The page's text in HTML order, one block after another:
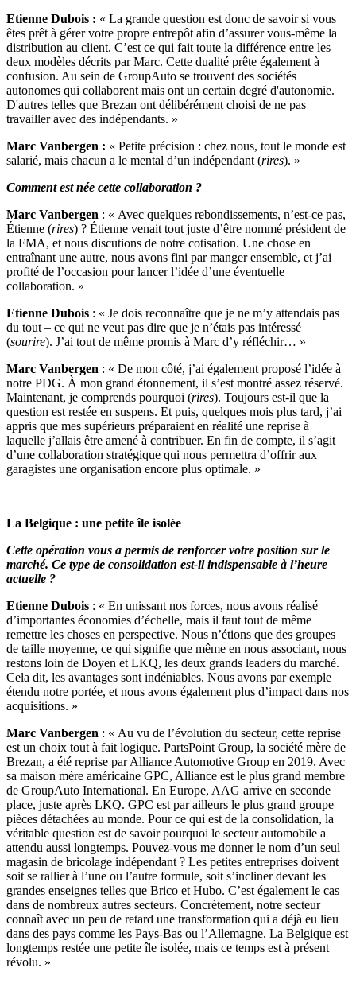
Etienne Dubois : « La grande question est donc de savoir si vous
êtes prêt à gérer votre propre entrepôt afin d’assurer vous-même la
distribution au client. C’est ce qui fait toute la différence entre les
deux modèles décrits par Marc. Cette dualité prête également à
confusion. Au sein de GroupAuto se trouvent des sociétés
autonomes qui collaborent mais ont un certain degré d'autonomie.
D'autres telles que Brezan ont délibérément choisi de ne pas
travailler avec des indépendants. »
Marc Vanbergen : « Petite précision : chez nous, tout le monde est
salarié, mais chacun a le mental d’un indépendant (rires). »
Comment est née cette collaboration ?
Marc Vanbergen : « Avec quelques rebondissements, n’est-ce pas,
Étienne (rires) ? Étienne venait tout juste d’être nommé président de
la FMA, et nous discutions de notre cotisation. Une chose en
entraînant une autre, nous avons fini par manger ensemble, et j’ai
profité de l’occasion pour lancer l’idée d’une éventuelle
collaboration. »
Etienne Dubois : « Je dois reconnaître que je ne m’y attendais pas
du tout – ce qui ne veut pas dire que je n’étais pas intéressé
(sourire). J’ai tout de même promis à Marc d’y réfléchir… »
Marc Vanbergen : « De mon côté, j’ai également proposé l’idée à
notre PDG. À mon grand étonnement, il s’est montré assez réservé.
Maintenant, je comprends pourquoi (rires). Toujours est-il que la
question est restée en suspens. Et puis, quelques mois plus tard, j’ai
appris que mes supérieurs préparaient en réalité une reprise à
laquelle j’allais être amené à contribuer. En fin de compte, il s’agit
d’une collaboration stratégique qui nous permettra d’offrir aux
garagistes une organisation encore plus optimale. »
La Belgique : une petite île isolée
Cette opération vous a permis de renforcer votre position sur le
marché. Ce type de consolidation est-il indispensable à l’heure
actuelle ?
Etienne Dubois : « En unissant nos forces, nous avons réalisé
d’importantes économies d’échelle, mais il faut tout de même
remettre les choses en perspective. Nous n’étions que des groupes
de taille moyenne, ce qui signifie que même en nous associant, nous
restons loin de Doyen et LKQ, les deux grands leaders du marché.
Cela dit, les avantages sont indéniables. Nous avons par exemple
étendu notre portée, et nous avons également plus d’impact dans nos
acquisitions. »
Marc Vanbergen : « Au vu de l’évolution du secteur, cette reprise
est un choix tout à fait logique. PartsPoint Group, la société mère de
Brezan, a été reprise par Alliance Automotive Group en 2019. Avec
sa maison mère américaine GPC, Alliance est le plus grand membre
de GroupAuto International. En Europe, AAG arrive en seconde
place, juste après LKQ. GPC est par ailleurs le plus grand groupe
pièces détachées au monde. Pour ce qui est de la consolidation, la
véritable question est de savoir pourquoi le secteur automobile a
attendu aussi longtemps. Pouvez-vous me donner le nom d’un seul
magasin de bricolage indépendant ? Les petites entreprises doivent
soit se rallier à l’une ou l’autre formule, soit s’incliner devant les
grandes enseignes telles que Brico et Hubo. C’est également le cas
dans de nombreux autres secteurs. Concrètement, notre secteur
connaît avec un peu de retard une transformation qui a déjà eu lieu
dans des pays comme les Pays-Bas ou l’Allemagne. La Belgique est
longtemps restée une petite île isolée, mais ce temps est à présent
révolu. »